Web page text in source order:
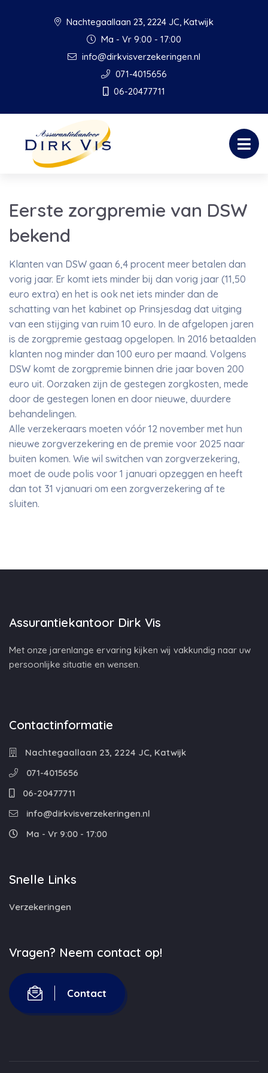
Nachtegaallaan 23, 2224 JC, Katwijk
Ma - Vr 9:00 - 17:00
info@dirkvisverzekeringen.nl
071-4015656
06-20477711
Eerste zorgpremie van DSW
bekend
Klanten van DSW gaan 6,4 procent meer betalen dan
vorig jaar. Er komt iets minder bij dan vorig jaar (11,50
euro extra) en het is ook net iets minder dan de
schatting van het kabinet op Prinsjesdag dat uitging
van een stijging van ruim 10 euro. In de afgelopen jaren
is de zorgpremie gestaag opgelopen. In 2016 betaalden
klanten nog minder dan 100 euro per maand. Volgens
DSW komt de zorgpremie binnen drie jaar boven 200
euro uit. Oorzaken zijn de gestegen zorgkosten, mede
door de gestegen lonen en door nieuwe, duurdere
behandelingen.
Alle verzekeraars moeten vóór 12 november met hun
nieuwe zorgverzekering en de premie voor 2025 naar
buiten komen. Wie wil switchen van zorgverzekering,
moet de oude polis voor 1 januari opzeggen en heeft
dan tot 31 vjanuari om een zorgverzekering af te
sluiten.
Assurantiekantoor Dirk Vis
Met onze jarenlange ervaring kijken wij vakkundig naar uw
persoonlijke situatie en wensen.
Contactinformatie
Nachtegaallaan 23, 2224 JC, Katwijk
071-4015656
06-20477711
info@dirkvisverzekeringen.nl
Ma - Vr 9:00 - 17:00
Snelle Links
Verzekeringen
Vragen? Neem contact op!
Contact